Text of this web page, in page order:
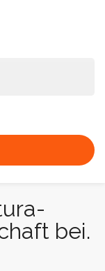
bei.